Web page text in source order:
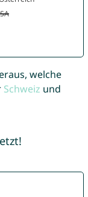
welche
Schweiz und